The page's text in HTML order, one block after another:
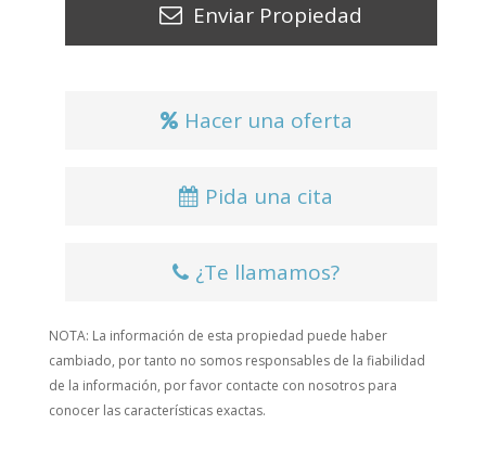
Enviar Propiedad
Hacer una oferta
Pida una cita
¿Te llamamos?
NOTA: La información de esta propiedad puede haber
cambiado, por tanto no somos responsables de la fiabilidad
de la información, por favor contacte con nosotros para
conocer las características exactas.